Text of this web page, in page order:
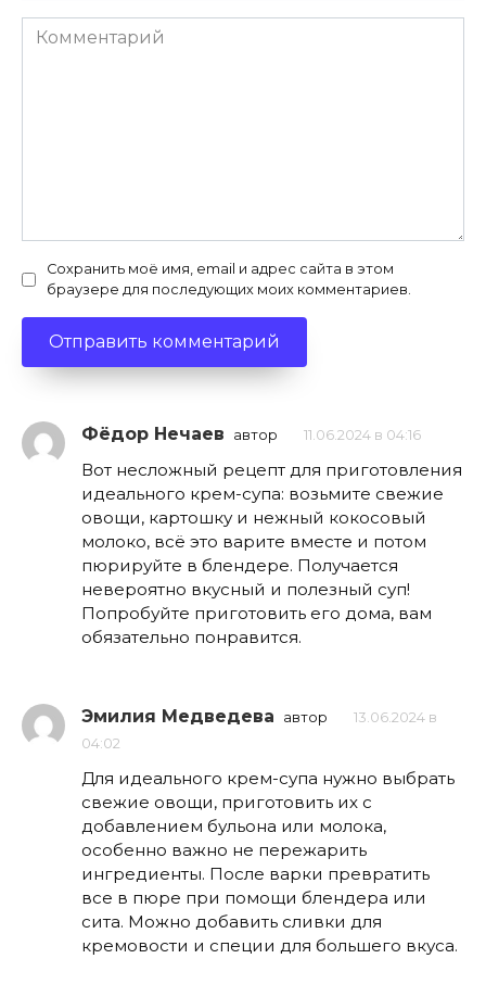
Комментарий
Сохранить моё имя, email и адрес сайта в этом
браузере для последующих моих комментариев.
Фёдор Нечаев автор 11.06.2024 в 04:16
Вот несложный рецепт для приготовления
идеального крем-супа: возьмите свежие
овощи, картошку и нежный кокосовый
молоко, всё это варите вместе и потом
пюрируйте в блендере. Получается
невероятно вкусный и полезный суп!
Попробуйте приготовить его дома, вам
обязательно понравится.
Эмилия Медведева автор
13.06.2024 в
04:02
Для идеального крем-супа нужно выбрать
свежие овощи, приготовить их с
добавлением бульона или молока,
особенно важно не пережарить
ингредиенты. После варки превратить
все в пюре при помощи блендера или
сита. Можно добавить сливки для
кремовости и специи для большего вкуса.